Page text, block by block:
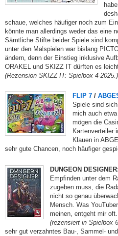
schaue, welches häufiger noch zum
könnte man allerdings weder das eine
Sämtliche Stifte beider Spiele sind
unter den Malspielen war bislang
ändern, denn der Einstieg inklusive
ORAKEL und SKIZZ IT dürften es
(Rezension SKIZZ IT: Spielbox 4-2025.)
FLIP 7/
Spiele sind
mich auch
mögen die
Klauen in
sehr gute Chancen, noch häufiger
DUNGEON DESIGNER:
Empfinden unter dem
zugeben muss, die
nicht so genau
Mensch. Was
meinen, entgeht mir
(rezensiert in Spielbox
sehr gut verzahntes Bau-, Sammel-